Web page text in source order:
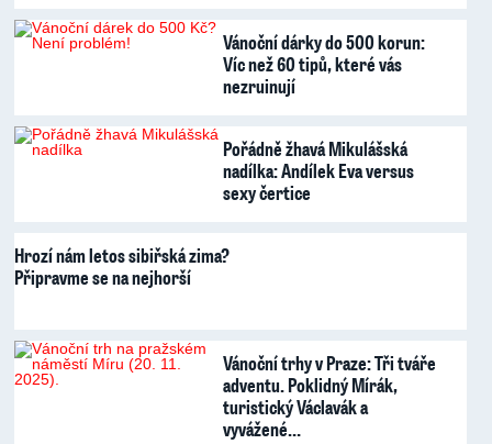
Vánoční dárky do 500 korun:
Víc než 60 tipů, které vás
nezruinují
Pořádně žhavá Mikulášská
nadílka: Andílek Eva versus
sexy čertice
Hrozí nám letos sibiřská zima?
Připravme se na nejhorší
Vánoční trhy v Praze: Tři tváře
adventu. Poklidný Mírák,
turistický Václavák a
vyvážené…